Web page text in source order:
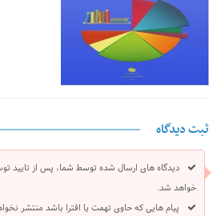
ثبت دیدگاه
دیدگاه های ارسال شده توسط شما، پس از تایید
خواهد شد.
پیام هایی که حاوی تهمت یا افترا باشد منتشر